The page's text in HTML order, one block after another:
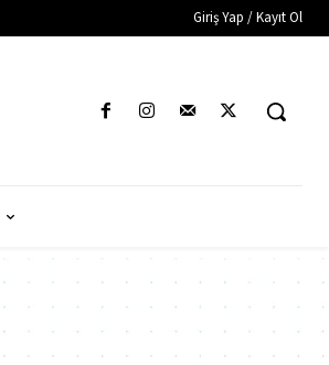
Giriş Yap / Kayıt Ol